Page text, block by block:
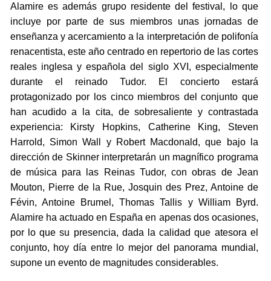
Alamire es además grupo residente del festival, lo que
incluye por parte de sus miembros unas jornadas de
enseñanza y acercamiento a la interpretación de polifonía
renacentista, este año centrado en repertorio de las cortes
reales inglesa y española del siglo XVI, especialmente
durante el reinado Tudor. El concierto estará
protagonizado por los cinco miembros del conjunto que
han acudido a la cita, de sobresaliente y contrastada
experiencia: Kirsty Hopkins, Catherine King, Steven
Harrold, Simon Wall y Robert Macdonald, que bajo la
dirección de Skinner interpretarán un magnífico programa
de música para las Reinas Tudor, con obras de Jean
Mouton, Pierre de la Rue, Josquin des Prez, Antoine de
Févin, Antoine Brumel, Thomas Tallis y William Byrd.
Alamire ha actuado en España en apenas dos ocasiones,
por lo que su presencia, dada la calidad que atesora el
conjunto, hoy día entre lo mejor del panorama mundial,
supone un evento de magnitudes considerables.